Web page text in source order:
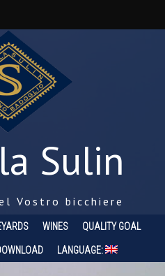
Sulin
Vostro bicchiere
WINES QUALITY GOAL
LANGUAGE: